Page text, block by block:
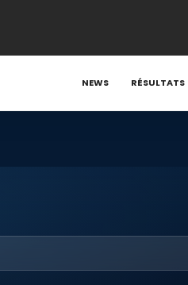
NEWS RÉSULTATS